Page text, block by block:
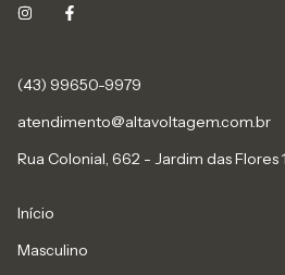
(43) 99650-9979
atendimento@altavoltagem.com.br
Rua Colonial, 662 - Jardim das Flores
Início
Masculino